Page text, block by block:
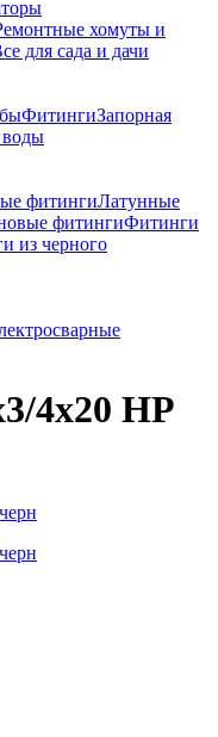
хомуты и
для сада и дачи
ФитингиЗапорная
фитингиЛатунные
фитингиФитинги
из черного
4х20 НР